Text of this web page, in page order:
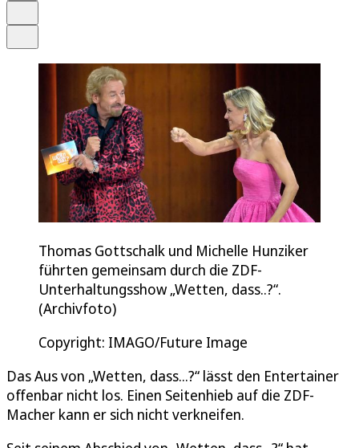
Thomas Gottschalk und Michelle Hunziker
führten gemeinsam durch die ZDF-
Unterhaltungsshow „Wetten, dass..?“.
(Archivfoto)
Copyright: IMAGO/Future Image
Das Aus von „Wetten, dass...?“ lässt den Entertainer
offenbar nicht los. Einen Seitenhieb auf die ZDF-
Macher kann er sich nicht verkneifen.